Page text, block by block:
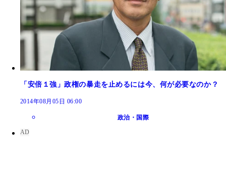
「安倍１強」政権の暴走を止めるには今、何が必要なのか？
2014年08月05日 06:00
政治・国際